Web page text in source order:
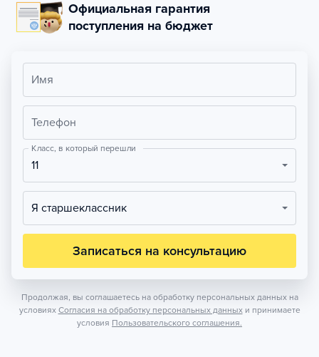
Официальная гарантия
поступления на бюджет
Имя
Телефон
Класс, в который перешли
11
Я старшеклассник
Записаться на консультацию
Продолжая, вы соглашаетесь на обработку персональных данных на
условиях Согласия на обработку персональных данных и принимаете
условия Пользовательского соглашения.